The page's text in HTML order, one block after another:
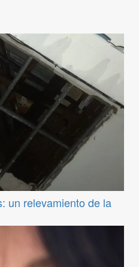
un relevamiento de la